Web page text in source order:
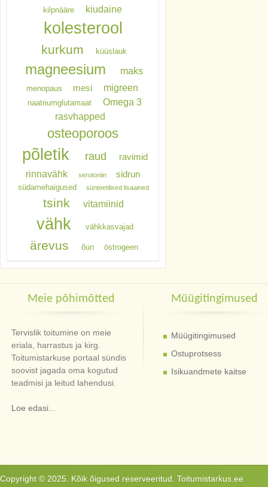
kilpnääre kiudaine
kolesterool
kurkum küüslauk
magneesium maks
menopaus mesi migreen
naatriumglutamaat
Omega 3
rasvhapped
osteoporoos
põletik raud ravimid
rinnavähk serotoniin sidrun
südamehaigused sünteetilised lisaained
tsink vitamiinid
vähk vähkkasvajad
ärevus õun östrogeen
Meie põhimõtted
Tervislik toitumine on meie
eriala, harrastus ja kirg.
Toitumistarkuse portaal sündis
soovist jagada oma kogutud
teadmisi ja leitud lahendusi.
Loe edasi...
Müügitingimused
Müügitingimused
Ostuprotsess
Isikuandmete kaitse
Copyright © 2025. Kõik õigused reserveeritud. Toitumistarkus.ee